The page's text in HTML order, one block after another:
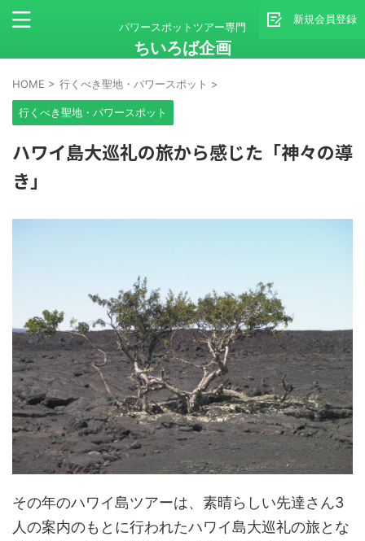
新規会員登録
パワースポットツアー専門
ちいろば企画
HOME > 行くべき聖地・パワースポット >
行くべき聖地・パワースポット
ハワイ島大巡礼の旅から感じた「神々の導
き」
その年のハワイ島ツアーは、素晴らしい先達さん3
人の案内のもとに行われたハワイ島大巡礼の旅とな